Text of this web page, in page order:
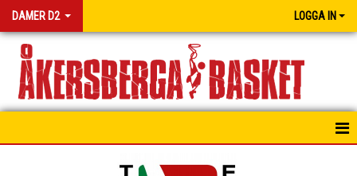
DAMER D2 LOGGA IN